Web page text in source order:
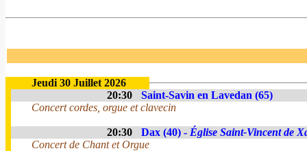
Jeudi 30 Juillet 2026
20:30
Saint-Savin en Lavedan (65)
Concert cordes, orgue et clavecin
20:30 Dax (40) - Église Saint-Vincent de
Concert de Chant et Orgue